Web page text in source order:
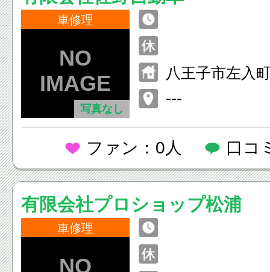
車修理
写真なし
八王子市左入
---
ファン：0人 口コ
有限会社プロショップ松浦
車修理